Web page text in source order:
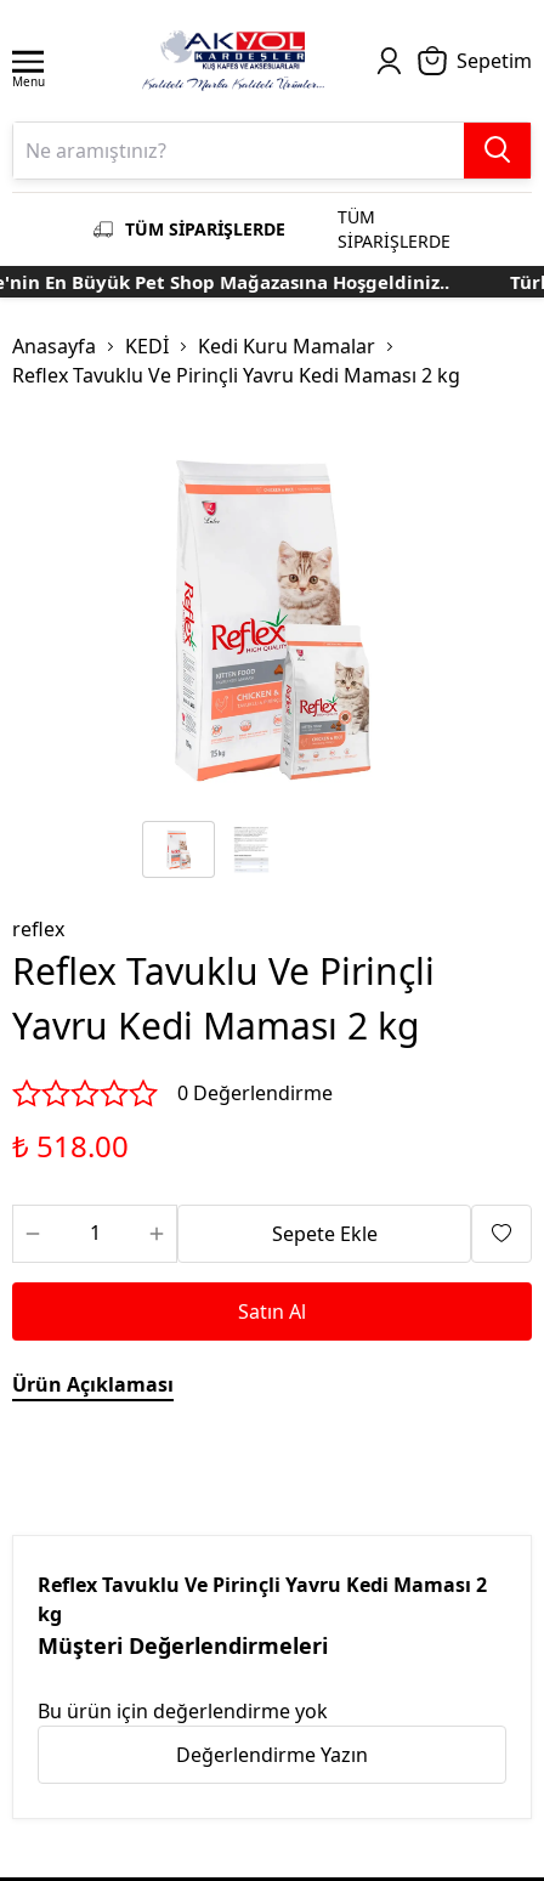
Menu
Sepetim
TÜM SİPARİŞLERDE
TÜM
SİPARİŞLERDE
En Büyük Pet Shop Mağazasına Hoşgeldiniz..
Anasayfa KEDİ
Kedi Kuru Mamalar
Reflex Tavuklu Ve Pirinçli Yavru Kedi Maması 2 kg
reflex
Reflex Tavuklu Ve Pirinçli
Yavru Kedi Maması 2 kg
0 Değerlendirme
₺ 518.00
Sepete Ekle
Satın Al
Ürün Açıklaması
Reflex Tavuklu Ve Pirinçli Yavru Kedi Maması 2
kg
Müşteri Değerlendirmeleri
Bu ürün için değerlendirme yok
Değerlendirme Yazın